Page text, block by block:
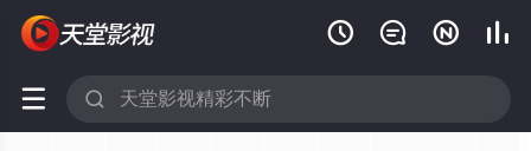
   
 